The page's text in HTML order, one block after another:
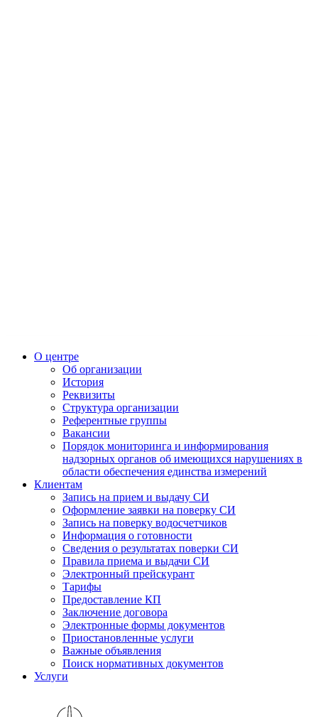
О центре
Об организации
История
Реквизиты
Структура организации
Референтные группы
Вакансии
Порядок мониторинга и информирования
надзорных органов об имеющихся нарушениях в
области обеспечения единства измерений
Клиентам
Запись на прием и выдачу СИ
Оформление заявки на поверку СИ
Запись на поверку водосчетчиков
Информация о готовности
Сведения о результатах поверки СИ
Правила приема и выдачи СИ
Электронный прейскурант
Тарифы
Предоставление КП
Заключение договора
Электронные формы документов
Приостановленные услуги
Важные объявления
Поиск нормативных документов
Услуги